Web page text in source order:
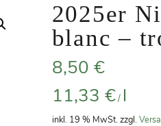
2025er
blanc –
8,50 €
11,33 €/ l
inkl. 19 % MwSt. zzgl.